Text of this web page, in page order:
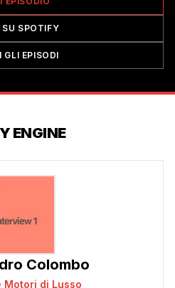
SU SPOTIFY
GLI EPISODI
ENGINE
Colombo
Motori di Lusso